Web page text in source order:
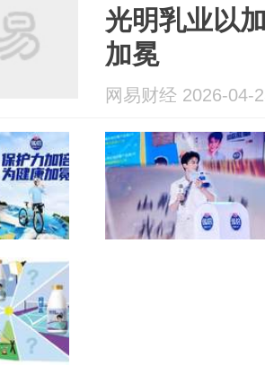
光明乳业以
加冕
网易财经 2026-04-